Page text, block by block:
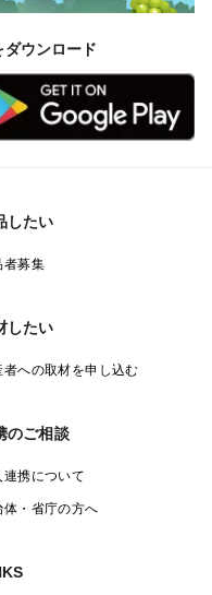
ウンロード
したい
者募集
したい
者への取材を申し込む
のご相談
連携について
体・省庁の方へ